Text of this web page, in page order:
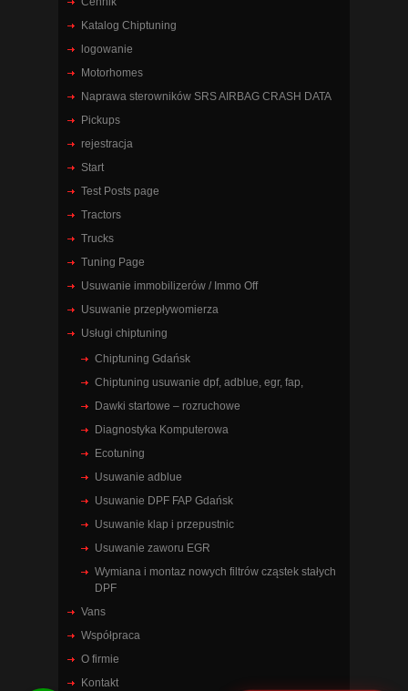
Katalog Chiptuning
logowanie
Motorhomes
Naprawa sterowników SRS AIRBAG CRASH DATA
Pickups
rejestracja
Start
Test Posts page
Tractors
Trucks
Tuning Page
Usuwanie immobilizerów / Immo Off
Usuwanie przepływomierza
Usługi chiptuning
Chiptuning Gdańsk
Chiptuning usuwanie dpf, adblue, egr, fap,
Dawki startowe – rozruchowe
Diagnostyka Komputerowa
Ecotuning
Usuwanie adblue
Usuwanie DPF FAP Gdańsk
Usuwanie klap i przepustnic
Usuwanie zaworu EGR
Wymiana i montaz nowych filtrów cząstek stałych
DPF
Vans
Współpraca
O firmie
Kontakt